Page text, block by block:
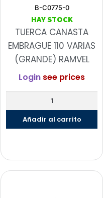
B-C0775-0
HAY STOCK
TUERCA CANASTA
EMBRAGUE 110 VARIAS
(GRANDE) RAMVEL
Login see prices
Añadir al carrito